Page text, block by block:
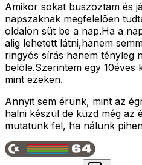
Amikor sokat buszoztam és
napszaknak megfelelõen
oldalon süt be a nap.Ha a
alig lehetett látni,hanem
ringyós sírás hanem tényleg
belõle.Szerintem egy
mint ezeken.
Annyit sem érünk, mint az
halni készül de küzd még az
mutatunk fel, ha nálunk